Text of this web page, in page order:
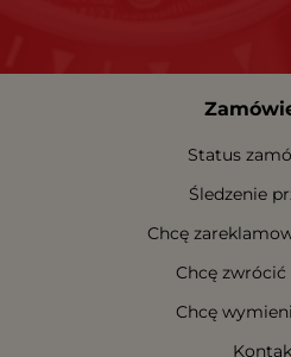
Status
Śledzenie
Chcę
Chcę
Chcę